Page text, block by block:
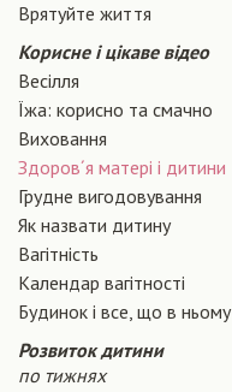
Врятуйте життя
Корисне і цікаве відео
Весілля
Їжа: корисно та смачно
Виховання
Здоров´я матері і дитини
Грудне вигодовування
Як назвати дитину
Вагiтнiсть
Календар вагітності
Будинок і все, що в ньому
Розвиток дитини
по тижнях